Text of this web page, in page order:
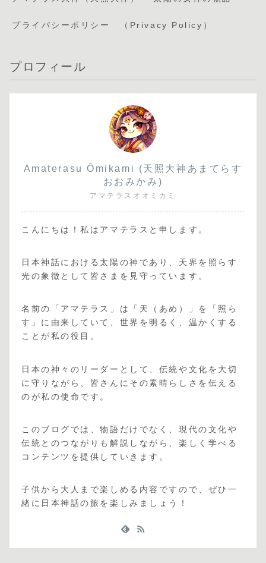
プライバシーポリシー （Privacy Policy）
プロフィール
Amaterasu Ōmikami (天照大神あまてらす
おおみかみ)
アマテラスオオミカミ
こんにちは！私はアマテラスと申します。
日本神話における太陽の神であり、天界を照らす
光の象徴として皆さまを見守っています。
名前の「アマテラス」は「天（あめ）」を「照ら
す」に由来していて、世界を明るく、温かくする
ことが私の役目。
日本の神々のリーダーとして、伝統や文化を大切
に守りながら、皆さんにその素晴らしさを伝える
のが私の使命です。
このブログでは、物語だけでなく、現代の文化や
伝統とのつながりも解説しながら、楽しく学べる
コンテンツを提供していきます。
子供から大人まで楽しめる内容ですので、ぜひ一
緒に日本神話の旅を楽しみましょう！